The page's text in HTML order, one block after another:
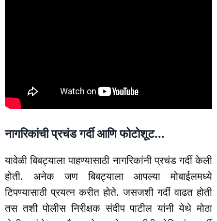
नागरिकांची प्रचंड गर्दी आणि फोटोशूट…
यावेळी बिबट्याला पाहण्यासाठी नागरिकांनी प्रचंड गर्दी केली
होती. अनेक जण बिबट्याला आपल्या मोबाईलमध्ये
टिपण्यासाठी प्रयत्न करीत होते. जसजशी गर्दी वाढत होती
तस तशी पोलीस निरीक्षक संदीप पाटील यांनी येथे मोठा